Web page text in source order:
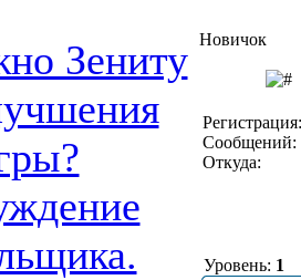
Зениту
Новичок
Сообщений:
Откуда:
Уровень: 1